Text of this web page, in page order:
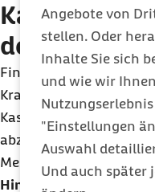
Angebote von
stellen. Oder
Inhalte Sie sich
und wie wir
"Einstellungen
Auswahl
Und auch später
der
Findet während der
Krankenkassenwechsel
Kasse eine Beginn-
abzugeben. An die
Meldung zu erstellen.
Hinweis:
Ab dem